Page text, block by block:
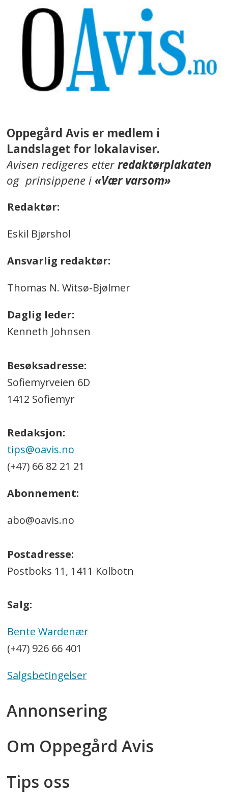
Oppegård Avis er medlem i
Landslaget for lokalaviser.
Avisen redigeres etterredaktørplakaten
og prinsippene i«Vær varsom»
Redaktør:
Eskil Bjørshol
Ansvarlig redaktør:
Thomas N. Witsø-Bjølmer
Daglig leder:
Kenneth Johnsen
Besøksadresse:
Sofiemyrveien 6D
1412 Sofiemyr
Redaksjon:
tips@oavis.no
(+47) 66 82 21 21
Abonnement:
abo@oavis.no
Postadresse:
Postboks 11, 1411 Kolbotn
Salg:
Bente Wardenær
(+47) 926 66 401
Salgsbetingelser
Annonsering
Om Oppegård Avis
Tips oss